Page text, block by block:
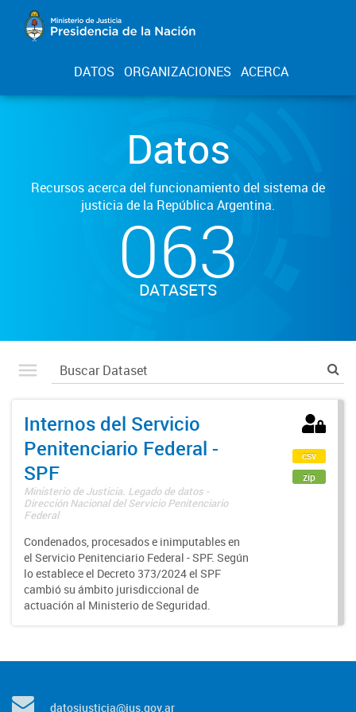
DATOS ORGANIZACIONES ACERCA
Datos
Recursos acerca del funcionamiento del sistema de
justicia de la República Argentina.
063
DATASETS
Internos del Servicio
Penitenciario Federal -
SPF
Ministerio de Justicia. Legado de datos -
Dirección Nacional del Servicio Penitenciario
Federal
Condenados, procesados e inimputables en
el Servicio Penitenciario Federal - SPF. Según
lo establece el Decreto 373/2024 el SPF
cambió su ámbito jurisdiccional de
actuación al Ministerio de Seguridad.
csv
zip
datosjusticia@jus.gov.ar